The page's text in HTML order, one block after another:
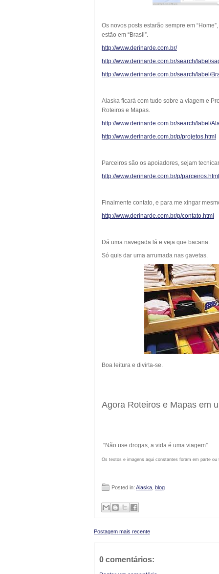
Os novos posts estarão sempre em
estão em “Brasil”.
http://www.derinarde.com.br/
http://www.derinarde.com.br/search/label/
http://www.derinarde.com.br/search/label/
Alaska ficará com tudo sobre a viagem e
Roteiros e Mapas.
http://www.derinarde.com.br/search/label/
http://www.derinarde.com.br/p/projetos.html
Parceiros são os apoiadores, sejam
http://www.derinarde.com.br/p/parceiros.html
Finalmente contato, e para me xingar
http://www.derinarde.com.br/p/contato.html
Dá uma navegada lá e veja que bacana.
Só quis dar uma arrumada nas gavetas.
Boa leitura e divirta-se.
Agora Roteiros e Mapas em
“Não use drogas, a vida é uma viagem”
Os textos e imagens aqui constantes foram em parte ou
Posted in: Alaska blog
Postagem mais recente
0 comentários: